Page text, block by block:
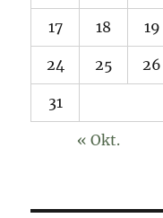
17 18 19
24 25 26
31
« Okt.